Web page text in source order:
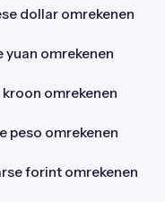
dollar omrekenen
yuan omrekenen
omrekenen
peso omrekenen
forint omrekenen